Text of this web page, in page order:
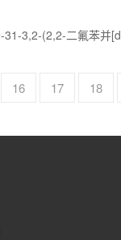
16 17 18